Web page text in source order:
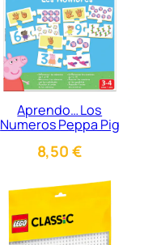
Aprendo… Los
Numeros Peppa Pig
8,50€